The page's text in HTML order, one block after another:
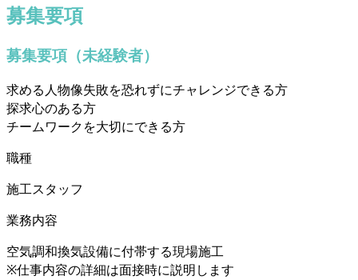
募集要項
募集要項（未経験者）
求める人物像失敗を恐れずにチャレンジできる方
探求心のある方
チームワークを大切にできる方
職種
施工スタッフ
業務内容
空気調和換気設備に付帯する現場施工
※仕事内容の詳細は面接時に説明します